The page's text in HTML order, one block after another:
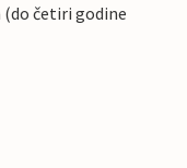
četiri godine